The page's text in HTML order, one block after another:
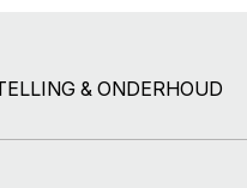
& ONDERHOUD